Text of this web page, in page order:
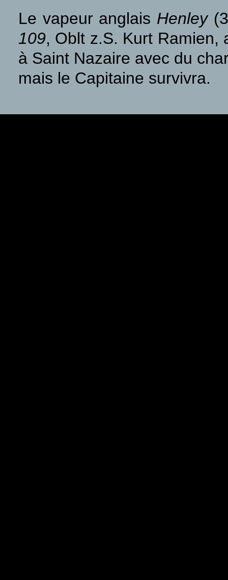
Le vapeur anglais Henley
109, Oblt z.S. Kurt Ramien,
à Saint Nazaire avec du
mais le Capitaine survivra.